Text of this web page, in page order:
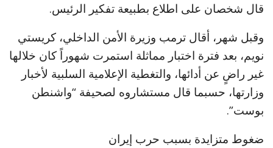
قال شخصان على اطلاع بطبيعة تفكير الرئيس.
وقبل شهر، أقال ترمب وزيرة الأمن الداخلي، كريستي
نويم، بعد فترة اختبار مماثلة استمرت شهوراً كان خلالها
غير راضٍ عن أدائها، والتغطية الإعلامية السلبية لأخبار
وزارتها، حسبما قال مستشاروه لصحيفة “واشنطن
بوست”.
ضغوط متزايدة بسبب حرب إيران